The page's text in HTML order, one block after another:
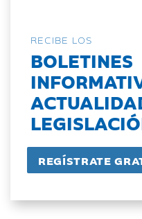
RECIBE LOS
BOLETINES